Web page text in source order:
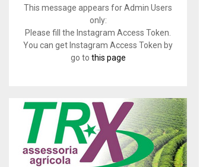
This message appears for Admin Users
only:
Please fill the Instagram Access Token.
You can get Instagram Access Token by
go to this page